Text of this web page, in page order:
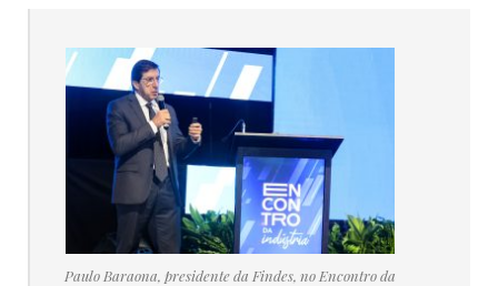
Paulo Baraona, presidente da Findes, no Encontro da